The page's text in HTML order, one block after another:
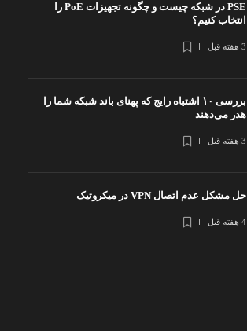
PSE در شبکه چیست و چگونه تجهیزات PoE را
انتخاب کنیم؟
3 هفته قبل
بررسی ۱۰ اشتباه رایج که پهنای باند شبکه شما را
هدر می‌دهند
3 هفته قبل
حل مشکل عدم اتصال VPN در میکروتیک
4 هفته قبل